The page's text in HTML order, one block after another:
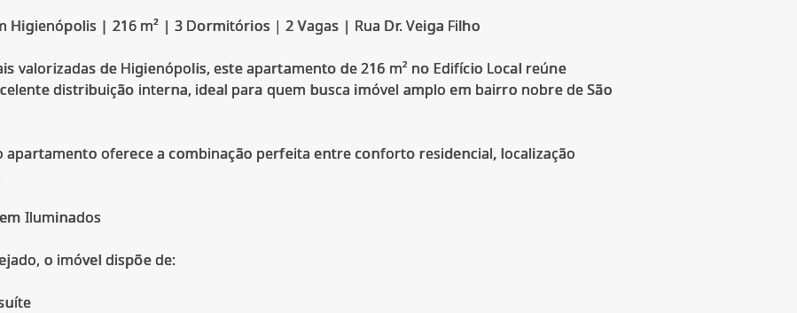
Higienópolis | 216 m² | 3 Dormitórios | 2 Vagas | Rua Dr. Veiga Filho
valorizadas de Higienópolis, este apartamento de 216 m² no Edifício Local reúne
distribuição interna, ideal para quem busca imóvel amplo em bairro nobre de São
apartamento oferece a combinação perfeita entre conforto residencial, localização
Iluminados
o imóvel dispõe de: